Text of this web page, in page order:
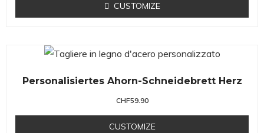
CUSTOMIZE
Personalisiertes Ahorn-Schneidebrett Herz
CHF59.90
CUSTOMIZE